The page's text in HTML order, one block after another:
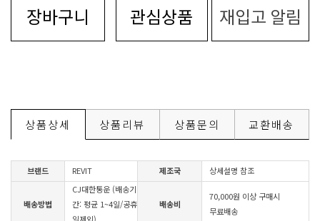
장바구니 관심상품 재입고 알림
상품상세 상품리뷰 상품문의 교환배송
브랜드 REVIT 제조국 상세설명 참조
배송방법
CJ대한통운 (배송기
간: 평균 1~4일/공휴
배송비
70,000원 이상 구매시
무료배송